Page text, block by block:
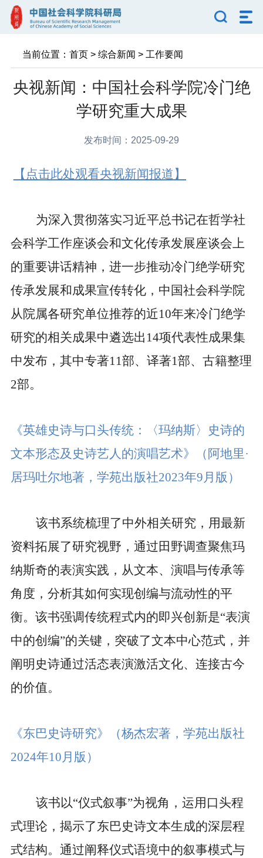
当前位置： 首页> 综合新闻 > 工作要闻
央视新闻：中国社会科学院冷门绝
学研究重大成果
发布时间：2025-09-29
【点击此处观看央视新闻报道】
为深入贯彻落实习近平总书记在哲学社
会科学工作座谈会和文化传承发展座谈会上
的重要讲话精神，进一步推动冷门绝学研究
传承发展和成果宣传转化，中国社会科学院
从院属各研究单位推荐的近10年来冷门绝学
研究的相关成果中遴选出 14项代表性成果集
中发布，其中专著11部、译著1部、古籍整理
2部。
《英雄史诗与口头传统：〈玛纳斯〉史诗的
文本形态及史诗艺人的演唱艺术》
（阿地里·
居玛吐尔地著，学苑出版社2023年9月版）
该书系统梳理了中外相关研究，用最新
资料拓展了研究视野，通过田野调查聚焦玛
纳斯奇的表演实践，从文本、演唱与传承等
角度，分析其如何实现创编与流动性的平
衡。该书强调传统程式内的即兴创新是“表演
中的创编”的关键，突破了文本中心范式，并
阐明史诗通过活态表演激活文化、连接古今
的价值。
《东巴史诗研究》
（杨杰宏著，学苑出版社
2024年10月版）
该书以“仪式叙事”为视角，运用口头程
式理论，揭示了东巴史诗文本生成的深层程
式结构。通过阐释仪式语境中的叙事模式与